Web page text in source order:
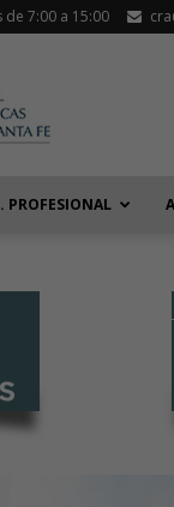
de 7:00 a 15:00
PROFESIONAL